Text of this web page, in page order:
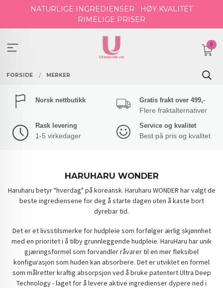
NATURLIGE INGREDIENSER
HØY KVALITET
RIMELIGE PRISER
0
FORSIDE MERKER
Norsk nettbutikk Gratis frakt over 499,-
Flere fraktalternativer
Rask levering
1-5 virkedager
Service og kvalitet
Best på pris og kvalitet
HARUHARU WONDER
Haruharu betyr "hverdag" på koreansk. Haruharu WONDER har valgt de
beste ingrediensene for deg å starte dagen uten å kaste bort
dyrebar tid.
Det er et livsstilsmerke for hudpleie som forfølger ærlig skjønnhet
med en prioritet i å tilby grunnleggende hudpleie. HaruHaru har unik
gjæringsformel som forvandler råvarer til en mer fleksibel
konfigurasjon som huden kan absorbere. Det er utviklet en formel
som målretter kraftig absorpsjon ved å bruke patentert Ultra Deep
Technology - laget for å levere aktive ingredienser dypere ned i